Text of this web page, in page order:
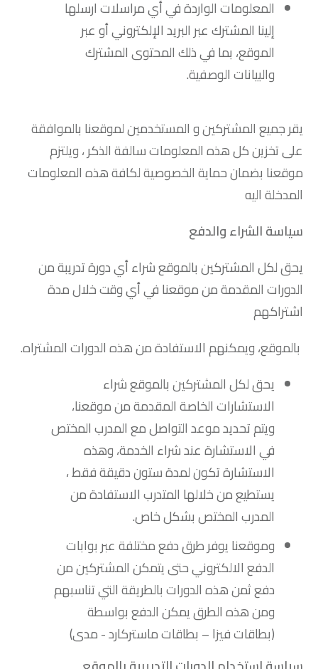
المعلومات الواردة في أي مراسلات ارسلها
إلينا المشترك عبر البريد الإلكتروني أو عبر
الموقع، بما في ذلك المحتوى المشترك
والبيانات الوصفية.
يقر جميع المشتركين و المستخدمين لموقعنا بالموافقة
على تخزين كل هذه المعلومات سالفة الذكر ، ويلتزم
موقعنا بضمان حماية الخصوصية لكافة هذه المعلومات
المدخلة اليه
سياسة الشراء والدفع
يحق لكل المشتركين بالموقع شراء أي دورة تدريبة من
الدورات المقدمة من موقعنا في أي وقت خلال مدة
اشتراكهم
بالموقع، ويمكنهم الاستفادة من هذه الدورات المشتراه.
يحق لكل المشتركين بالموقع شراء
الاستشارات الخاصة المقدمة من موقعنا،
ويتم تحديد موعد التواصل مع المدرب المختص
في الاستشارة عند شراء الخدمة، وهذه
الاستشارة تكون لمدة ستون دقيقة فقط ،
يستطيع من خلالها المتدرب الاستفادة من
المدرب المختص بشكل خاص.
وموقعنا يوفر طرق دفع مختلفة عبر بوابات
الدفع الالكتروني حتى يتمكن المشتركين من
دفع ثمن هذه الدورات بالطريقة التي تناسبهم
ومن هذه الطرق يمكن الدفع بواسطة
(بطاقات فيزا – بطاقات ماستركارد - مدى)